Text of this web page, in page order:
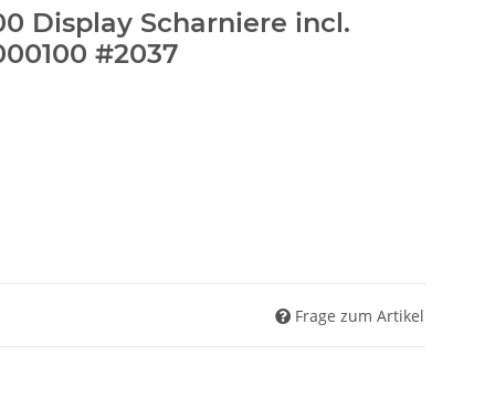
Display Scharniere incl.
#2037
Frage zum Artikel